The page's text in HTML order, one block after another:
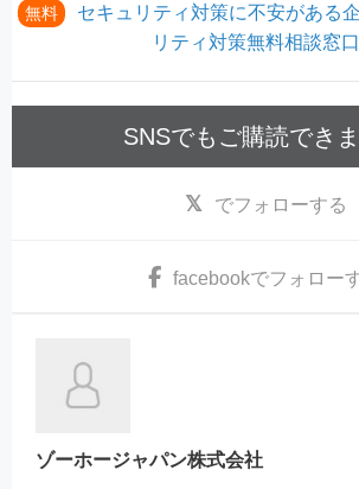
無料
セキュリティ対策に不安がある
リティ対策無料相談窓口
SNSでもご購読できま
でフォローする
facebookでフォロー
ゾーホージャパン株式会社